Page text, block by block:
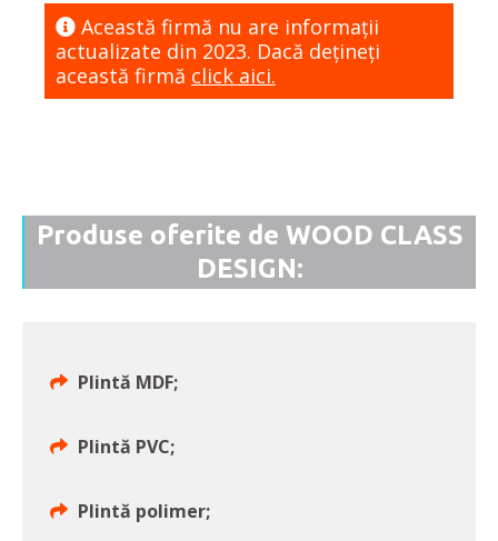
Această firmă nu are informaţii
actualizate din 2023. Dacă dețineți
această firmă click aici.
Produse oferite de WOOD CLASS
DESIGN:
Plintă MDF;
Plintă PVC;
Plintă polimer;